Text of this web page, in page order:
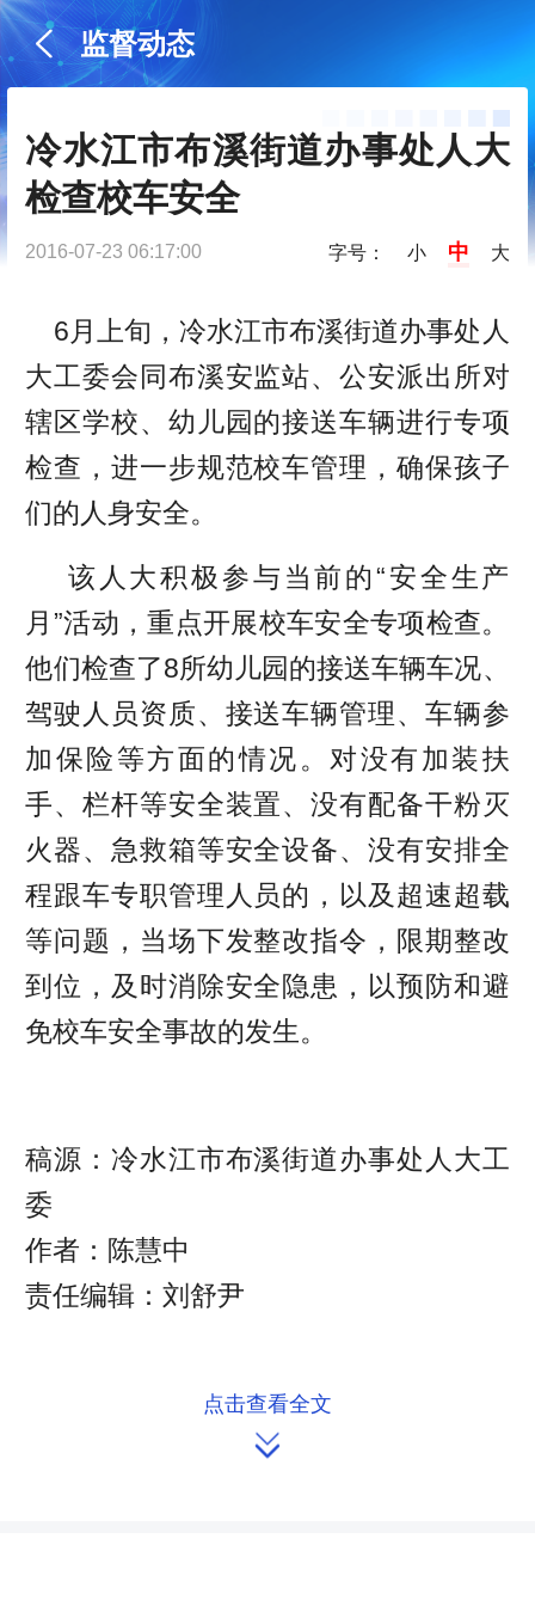
监督动态
冷水江市布溪街道办事处人大
检查校车安全
2016-07-23 06:17:00 字号： 小 中 大
6月上旬，冷水江市布溪街道办事处人
大工委会同布溪安监站、公安派出所对
辖区学校、幼儿园的接送车辆进行专项
检查，进一步规范校车管理，确保孩子
们的人身安全。
该人大积极参与当前的“安全生产
月”活动，重点开展校车安全专项检查。
他们检查了8所幼儿园的接送车辆车况、
驾驶人员资质、接送车辆管理、车辆参
加保险等方面的情况。对没有加装扶
手、栏杆等安全装置、没有配备干粉灭
火器、急救箱等安全设备、没有安排全
程跟车专职管理人员的，以及超速超载
等问题，当场下发整改指令，限期整改
到位，及时消除安全隐患，以预防和避
免校车安全事故的发生。
稿源：冷水江市布溪街道办事处人大工
委
作者：陈慧中
责任编辑：刘舒尹
点击查看全文
